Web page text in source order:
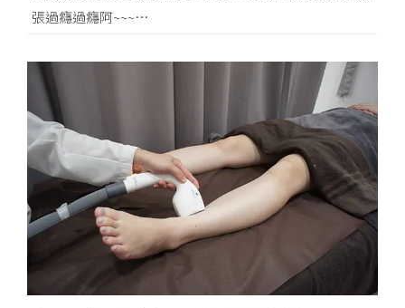
張過癮過癮阿~~~